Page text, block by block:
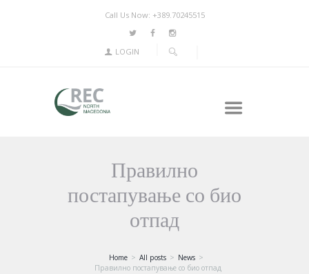
Call Us Now: +389.70245515
LOGIN
Правилно
постапување со био
отпад
Home All posts
News
Правилно постапување со био отпад